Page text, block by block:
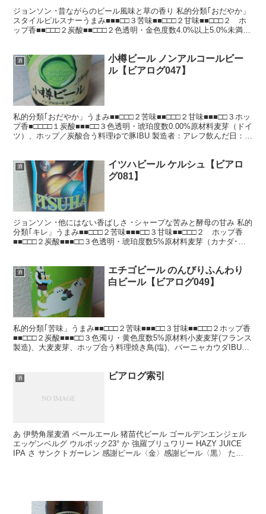
ジョンソン ･昔ながらのビール風味と草の香り 私的分類｢おだやか」
スタイルピルスナーうまみ■■■□□３苦味■■□□□２甘味■■□□□２ ホ
ップ香■■□□□２炭酸■■□□□２色透明・金色度数4.0%以上5.0%未満原
酒
小樽ビール ノンアルコールビー
ル【ビアログ047】
私的分類｢おだやか」うまみ■■□□□２苦味■■□□□２甘味■■■□□３ホッ
プ香■□□□□１炭酸■■■□□３色透明・琥珀度数0.00%原材料麦芽（ドイ
ツ）、ホップ／炭酸合う料理ゆで豚IBU 製造者：アレフ飲んだ日：
酒
イツハビール ケルシュ【ビアロ
グ081】
ジョンソン ･他にはない香ばしさ ･シャープな苦みと酵母の甘み 私的
分類｢キレ」うまみ■■□□□２苦味■■■□□３甘味■■□□□２ ホップ香
■■□□□２炭酸■■■□□３色透明・琥珀度数5%原材料麦芽（カナダ･オ
酒
エチゴビール のんびりふんわり
白ビール【ビアログ049】
私的分類｢苦味」うまみ■■□□□２苦味■■■□□３甘味■■□□□２ホップ香
■■□□□２炭酸■■■□□３色濁り・黄色度数5%原材料小麦麦芽(フランス
製造)、大麦麦芽、ホップ合う料理焼き鳥(塩)、バーニャカウダIBU16
酒 ビアログ索引
あ 伊勢角屋麦酒 ペールエール 猪苗代ビール ゴールデンエンジェル
エッゲンベルグ ウルボック23° か 強羅ブリュワリー HAZY JUICE
IPA さ サンクトガーレン 感謝ビール〈金〉感謝ビール〈黒〉 た